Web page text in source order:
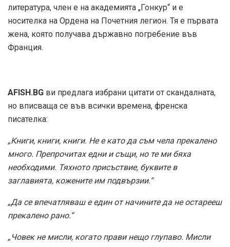
литература, член е на академията „Гонкур“ и е
носителка на Ордена на Почетния легион. Тя е първата
жена, която получава държавно погребение във
Франция.
AFISH.BG ви предлага избрани цитати от скандалната,
но вписваща се във всички времена, френска
писателка:
„Книги, книги, книги. Не е като да съм чела прекалено
много. Препрочитах едни и същи, но те ми бяха
необходими. Тяхното присъствие, буквите в
заглавията, кожените им подвързии.“
„Да се впечатляваш е един от начините да не остарееш
прекалено рано.“
„Човек не мисли, когато прави нещо глупаво. Мисли